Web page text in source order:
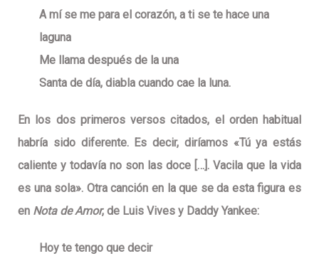
A mí se me para el corazón, a ti se te hace una
laguna
Me llama después de la una
Santa de día, diabla cuando cae la luna.
En los dos primeros versos citados, el orden habitual
habría sido diferente. Es decir, diríamos «Tú ya estás
caliente y todavía no son las doce […]. Vacila que la vida
es una sola». Otra canción en la que se da esta figura es
en Nota de Amor, de Luis Vives y Daddy Yankee:
Hoy te tengo que decir